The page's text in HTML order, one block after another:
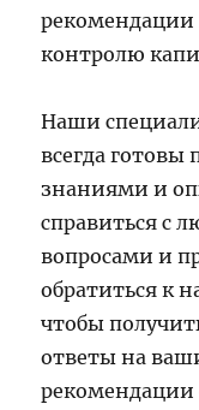
контролю
Наши
всегда готовы
знаниями и
справиться с
вопросами и
обратиться к
чтобы
ответы на
рекомендации